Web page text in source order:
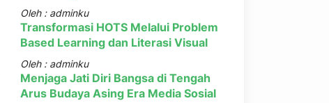
Oleh : adminku
Transformasi HOTS Melalui Problem
Based Learning dan Literasi Visual
Oleh : adminku
Menjaga Jati Diri Bangsa di Tengah
Arus Budaya Asing Era Media Sosial